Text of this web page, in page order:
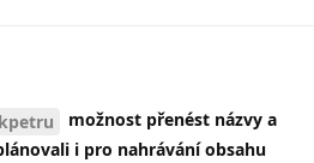
možnost přenést názvy a
i pro nahrávání obsahu